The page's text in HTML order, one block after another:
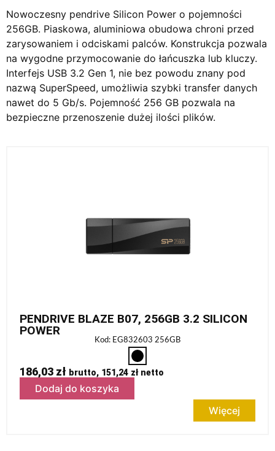
Nowoczesny pendrive Silicon Power o pojemności
256GB. Piaskowa, aluminiowa obudowa chroni przed
zarysowaniem i odciskami palców. Konstrukcja pozwala
na wygodne przymocowanie do łańcuszka lub kluczy.
Interfejs USB 3.2 Gen 1, nie bez powodu znany pod
nazwą SuperSpeed, umożliwia szybki transfer danych
nawet do 5 Gb/s. Pojemność 256 GB pozwala na
bezpieczne przenoszenie dużej ilości plików.
PENDRIVE BLAZE B07, 256GB 3.2 SILICON
POWER
Kod: EG832603 256GB
186,03 zł brutto, 151,24 złnetto
Dodaj do koszyka
Więcej